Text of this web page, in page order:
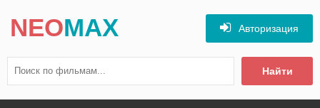
NEOMAX
Найти
Авторизация